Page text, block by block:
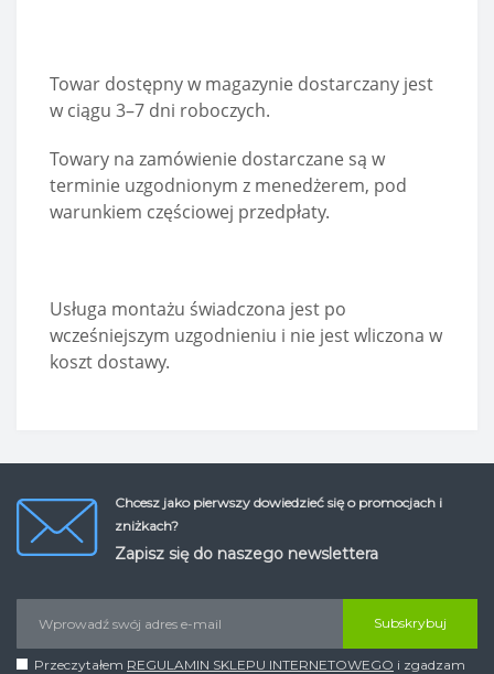
Towar dostępny w magazynie dostarczany jest
w ciągu 3–7 dni roboczych.
Towary na zamówienie dostarczane są w
terminie uzgodnionym z menedżerem, pod
warunkiem częściowej przedpłaty.
Usługa montażu świadczona jest po
wcześniejszym uzgodnieniu i nie jest wliczona w
koszt dostawy.
Chcesz jako pierwszy dowiedzieć się o promocjach i
zniżkach?
Zapisz się do naszego newslettera
Subskrybuj
Przeczytałem REGULAMIN SKLEPU INTERNETOWEGO i zgadzam